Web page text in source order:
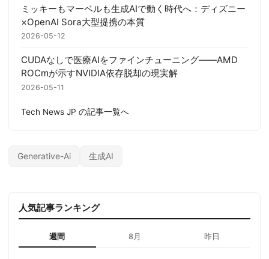
ミッキーもマーベルも生成AIで動く時代へ：ディズニー
×OpenAI Sora大型提携の本質
2026-05-12
CUDAなしで医療AIをファインチューニング——AMD
ROCmが示すNVIDIA依存脱却の現実解
2026-05-11
Tech News JP の記事一覧へ
Generative-Ai 生成AI
人気記事ランキング
週間 8月 昨日